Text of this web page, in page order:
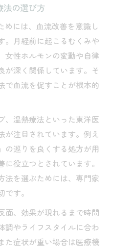
法の選び方
めには、血流改善を意識し
。月経前に起こるむくみや
女性ホルモンの変動や自律
が深く関係しています。そ
で血流を促すことが根本的
、温熱療法といった東洋医
が注目されています。例え
の巡りを良くする処方が用
役立つとされています。
法を選ぶためには、専門家
す。
面、効果が現れるまで時間
調やライフスタイルに合わ
た症状が重い場合は医療機